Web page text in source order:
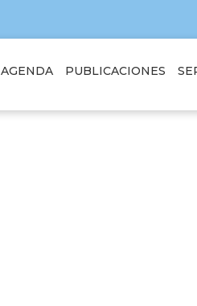
AGENDA PUBLICACIONES